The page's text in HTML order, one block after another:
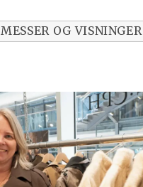
MESSER OG VISNINGER